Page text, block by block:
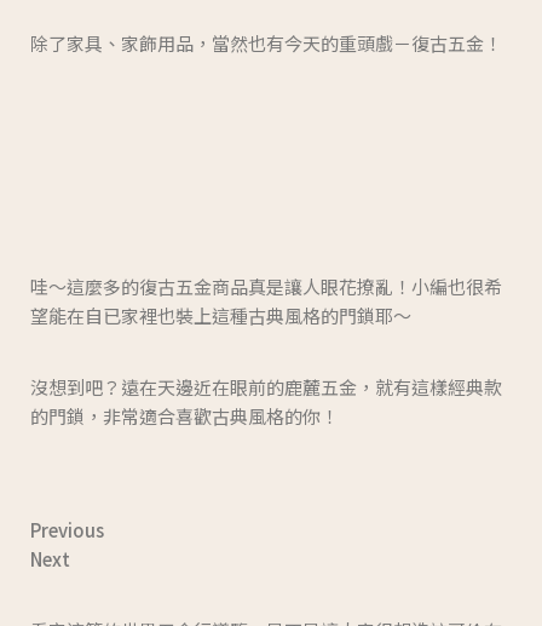
除了家具、家飾用品，當然也有今天的重頭戲－復古五金！
哇～這麼多的復古五金商品真是讓人眼花撩亂！小編也很希
望能在自已家裡也裝上這種古典風格的門鎖耶～
沒想到吧？遠在天邊近在眼前的鹿麓五金，就有這樣經典款
的門鎖，非常適合喜歡古典風格的你！
Previous
Next